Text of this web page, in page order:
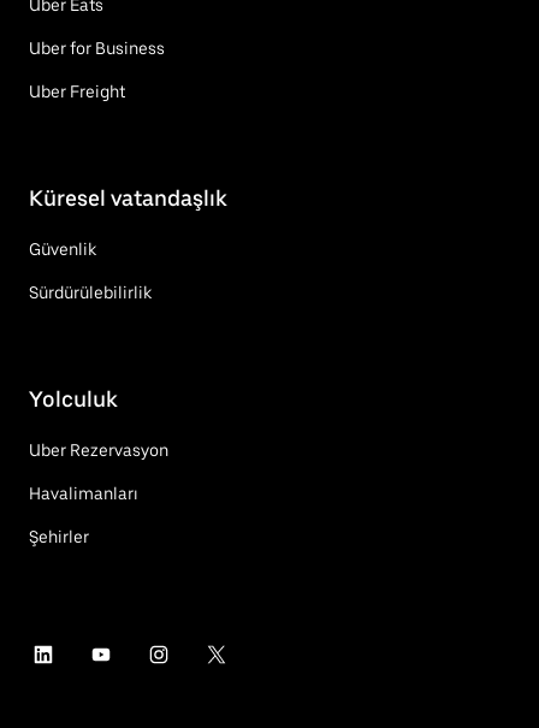
Uber Eats
Uber for Business
Uber Freight
Küresel vatandaşlık
Güvenlik
Sürdürülebilirlik
Yolculuk
Uber Rezervasyon
Havalimanları
Şehirler